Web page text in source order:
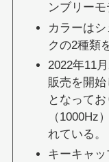
ンブリー
カラーは
クの2種類
2022年11
販売を開
となって
（1000Hz
れている。
キーキャ